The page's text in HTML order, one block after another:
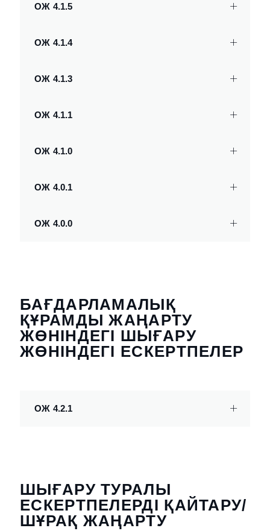
ОЖ 4.1.5
ОЖ 4.1.4
ОЖ 4.1.3
ОЖ 4.1.1
ОЖ 4.1.0
ОЖ 4.0.1
ОЖ 4.0.0
БАҒДАРЛАМАЛЫҚ
ҚҰРАМДЫ ЖАҢАРТУ
ЖӨНІНДЕГІ ШЫҒАРУ
ЖӨНІНДЕГІ ЕСКЕРТПЕЛЕР
ОЖ 4.2.1
ШЫҒАРУ ТУРАЛЫ
ЕСКЕРТПЕЛЕРДІ ҚАЙТАРУ/
ШҰРАҚ ЖАҢАРТУ